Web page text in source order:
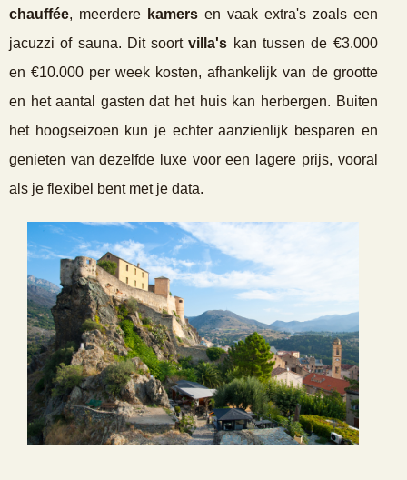
chauffée, meerdere kamersen vaak extra's zoals een
jacuzzi of sauna. Dit soortvilla's kan tussen de €3.000
en €10.000 per week kosten, afhankelijk van de grootte
en het aantal gasten dat het huis kan herbergen. Buiten
het hoogseizoen kun je echter aanzienlijk besparen en
genieten van dezelfde luxe voor een lagere prijs, vooral
als je flexibel bent met je data.